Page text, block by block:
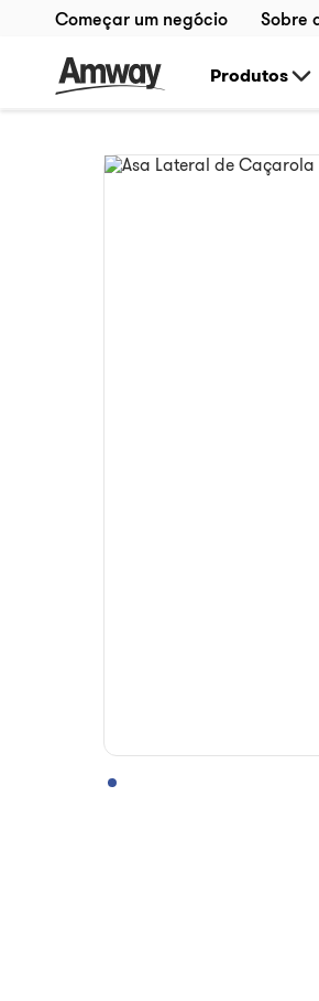
Começar um negócio Sobre
Produtos